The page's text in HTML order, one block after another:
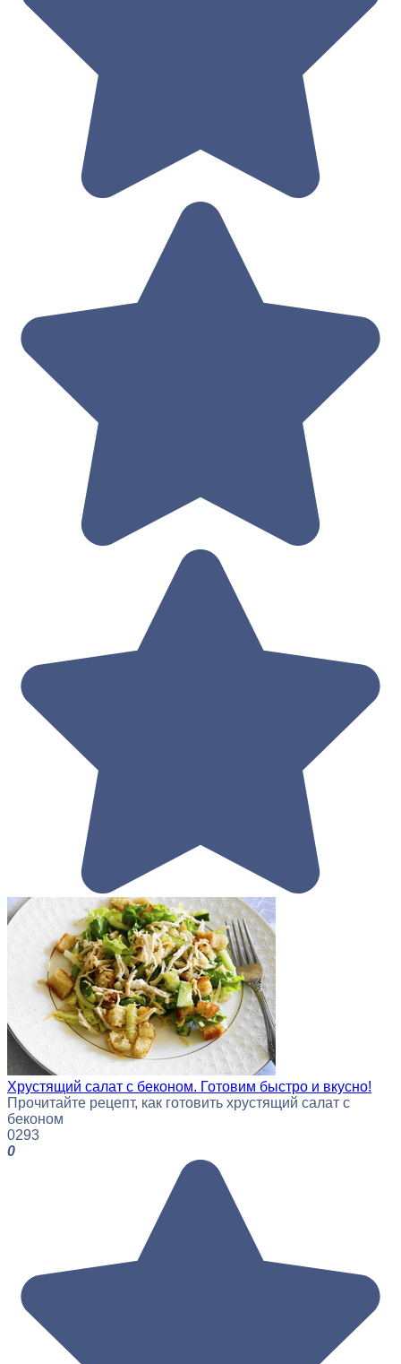
Хрустящий салат с беконом. Готовим быстро и вкусно!
Прочитайте рецепт, как готовить хрустящий салат с
беконом
0293
0